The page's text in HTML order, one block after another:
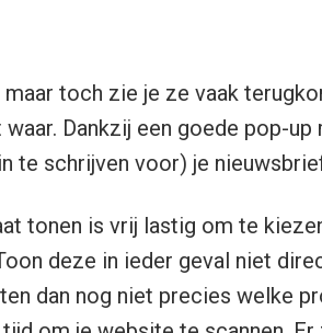
toch zie je ze vaak
Dankzij een goede pop-up
te schrijven voor) je
tonen is vrij lastig om te
deze in ieder geval niet
dan nog niet precies welke